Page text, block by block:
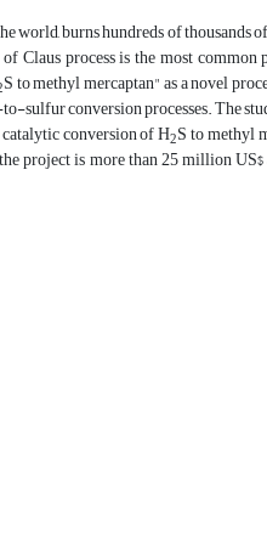
world, burns hundreds of
Claus process is the most
S to methyl mercaptan" as a novel
sulfur conversion processes. The
conversion of H2S to methyl
project is more than 25 million